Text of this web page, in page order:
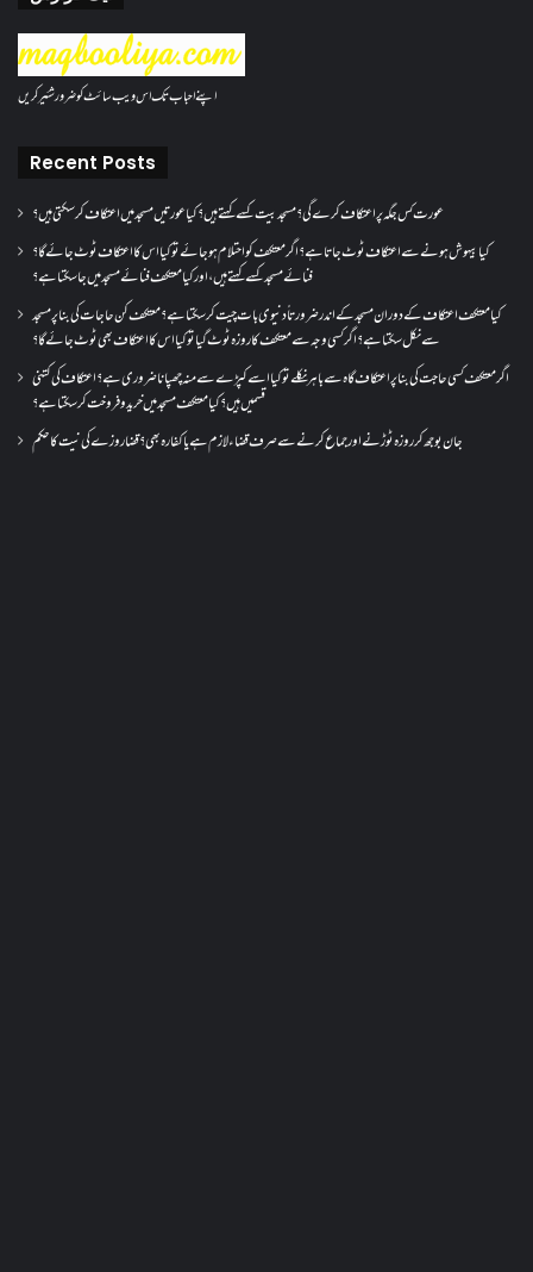
اپنے احباب تک اس ویب سائٹ کو ضرور شئیر کریں
Recent Posts
عورت کس جگہ پر اعتکاف کرے گی؟مسجد بیت کسے کہتے ہیں؟کیا عورتیں مسجد میں اعتکاف کر سکتی ہیں؟
کیا بیہوش ہونے سے اعتکاف ٹوٹ جاتا ہے؟ اگر معتکف کو احتلام ہو جائے تو کیا اس کا اعتکاف ٹوٹ جائے گا؟
فنائے مسجد کسے کہتے ہیں ، اور کیا معتکف فنائے مسجد میں جا سکتا ہے؟
کیا معتکف اعتکاف کے دوران مسجد کے اندر ضرورتاً دنیوی بات چیت کر سکتا ہے؟معتکف کن حاجات کی بنا پر مسجد
سے نکل سکتا ہے؟ اگر کسی وجہ سے معتکف کا روزہ ٹوٹ گیا تو کیا اس کا اعتکاف بھی ٹوٹ جائے گا؟
اگر معتکف کسی حاجت کی بنا پر اعتکاف گاہ سے باہر نکلے تو کیا اسے کپڑے سے منہ چھپانا ضروری ہے؟اعتکاف کی کتنی
قسمیں ہیں؟کیا معتکف مسجد میں خرید و فروخت کر سکتا ہے؟
جان بوجھ کر روزہ ٹوڑنے اور جماع کرنے سے صرف قضاء لازم ہے یا کفارہ بھی؟ قضا روزے کی نیت کا حکم